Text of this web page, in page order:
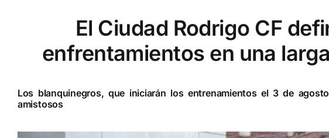
El Ciudad Rodrigo CF
enfrentamientos en una
Los blanquinegros, que iniciarán los entrenamientos el 3 de
amistosos